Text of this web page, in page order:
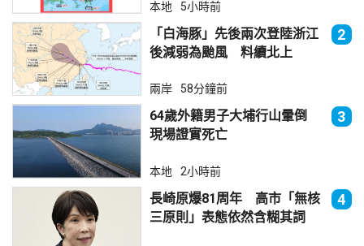
本地 5小時前
「白海豚」先後兩次登陸浙江
後減弱為颱風 料續北上
2
兩岸 58分鐘前
64歲外籍男子大埔行山暈倒
現場證實死亡
3
本地 2小時前
長崎原爆81周年 高市「無核
三原則」表態依然含糊其詞
4